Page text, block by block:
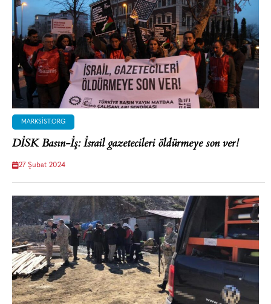
MARKSIST.ORG
DİSK Basın-İş: İsrail gazetecileri öldürmeye son ver!
27 Şubat 2024